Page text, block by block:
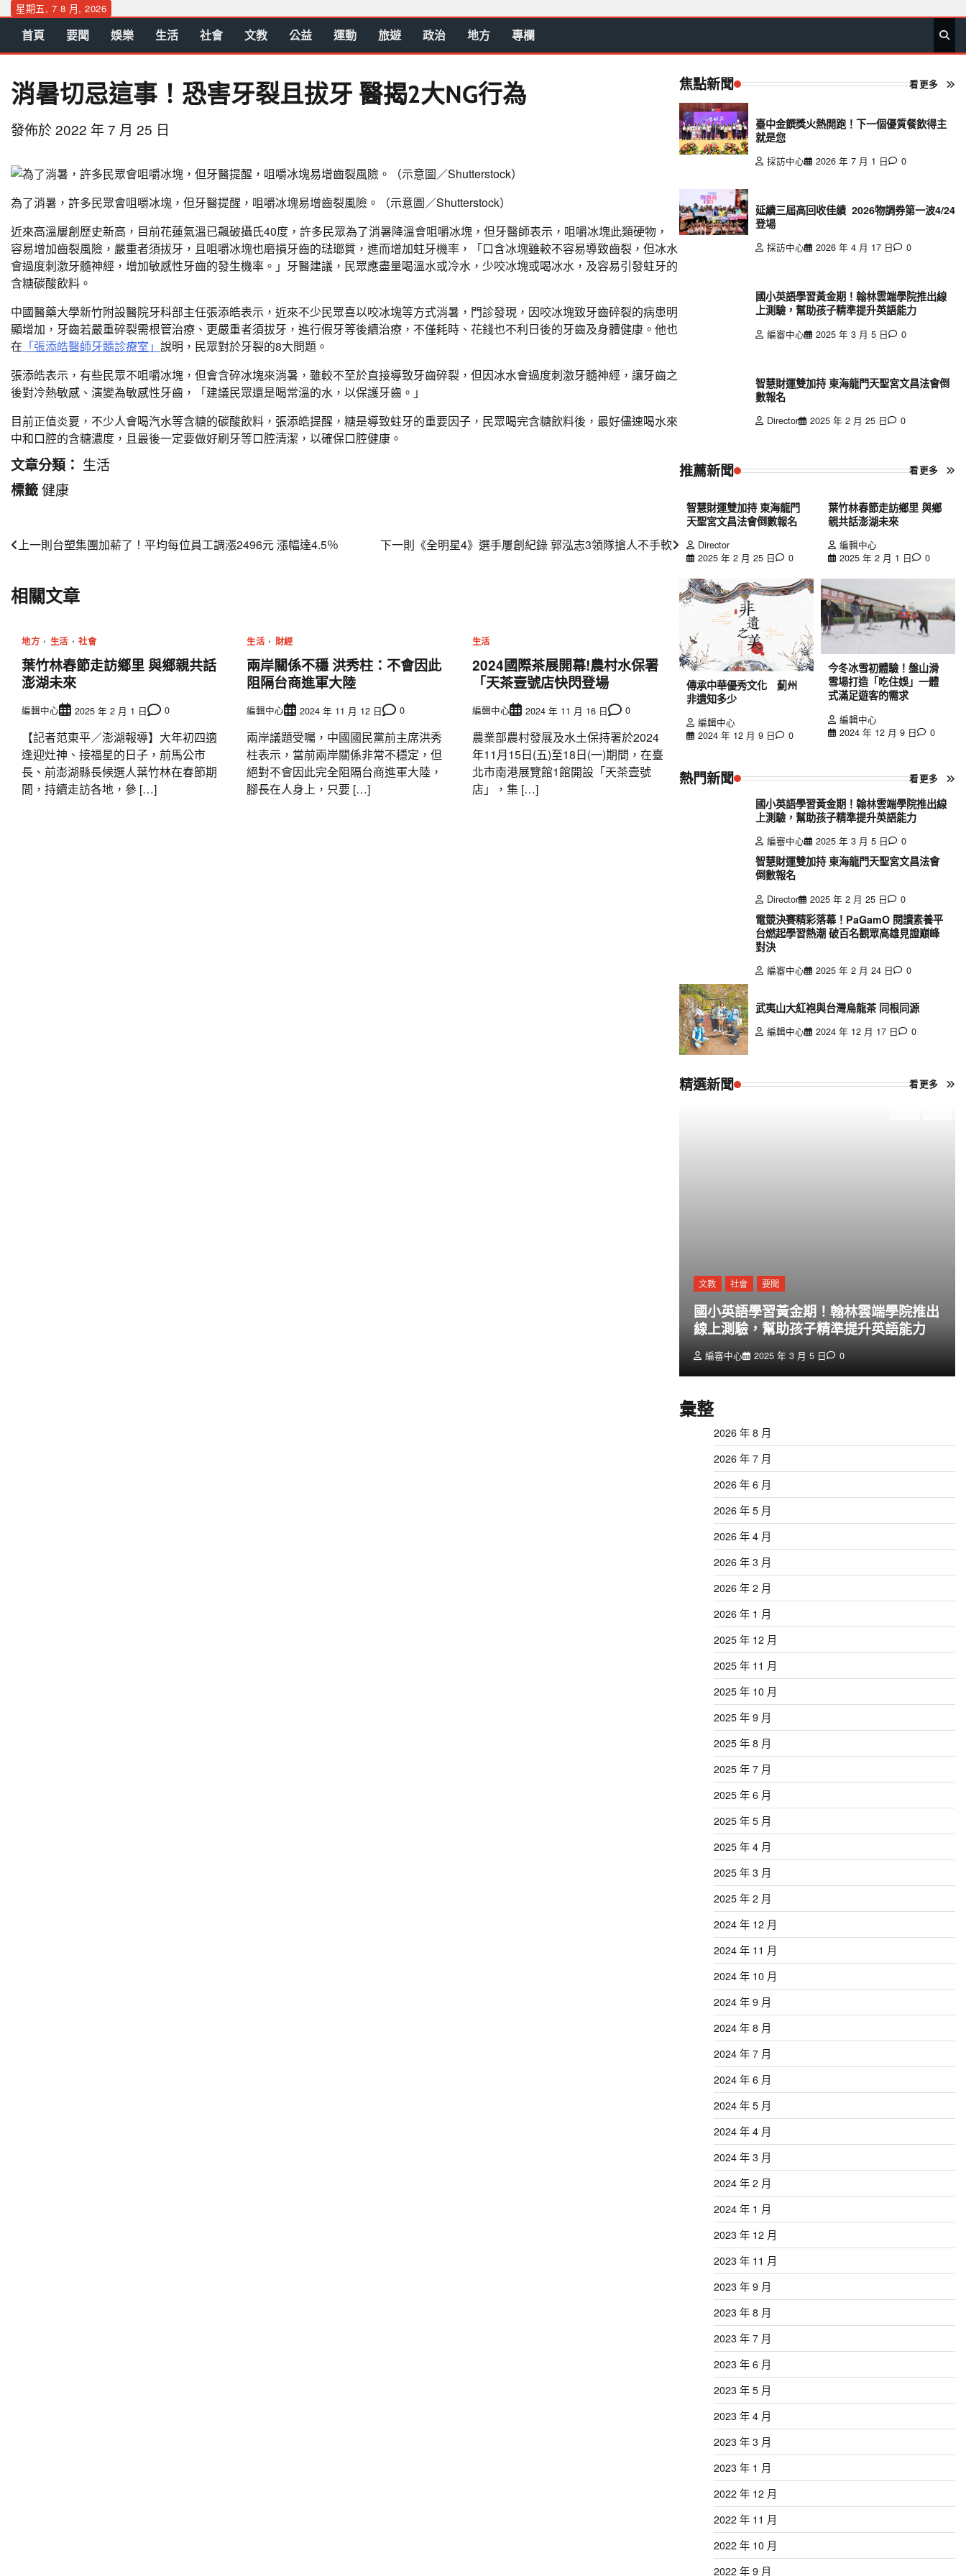
Skip
content
星期五, 7 8 月, 2026
首 要 娛 生 社 文 公 運 旅 政 地
方
專
欄
首頁 要聞 娛樂 生活 社會 文教 公益 運動 旅遊 政治 地方 專欄
消暑切忌這事！恐害牙裂且拔牙 醫揭2大NG行為
發佈於2022 年 7 月 25 日
為了消暑，許多民眾會咀嚼冰塊，但牙醫提醒，咀嚼冰塊易增齒裂風險。（示意圖／Shutterstock）
近來高溫屢創歷史新高，目前花蓮氣溫已飆破攝氏40度，許多民眾為了消暑降溫會咀嚼冰塊，但牙醫師表示，咀嚼冰塊此類硬物，
容易增加齒裂風險，嚴重者須拔牙，且咀嚼冰塊也磨損牙齒的琺瑯質，進而增加蛀牙機率，「口含冰塊雖較不容易導致齒裂，但冰水
會過度刺激牙髓神經，增加敏感性牙齒的發生機率。」牙醫建議，民眾應盡量喝溫水或冷水，少咬冰塊或喝冰水，及容易引發蛀牙的
含糖碳酸飲料。
中國醫藥大學新竹附設醫院牙科部主任張添皓表示，近來不少民眾喜以咬冰塊等方式消暑，門診發現，因咬冰塊致牙齒碎裂的病患明
顯增加，牙齒若嚴重碎裂需根管治療、更嚴重者須拔牙，進行假牙等後續治療，不僅耗時、花錢也不利日後的牙齒及身體健康。他也
在 「張添皓醫師牙髓診療室」 說明，民眾對於牙裂的8大問題。
張添皓表示，有些民眾不咀嚼冰塊，但會含碎冰塊來消暑，雖較不至於直接導致牙齒碎裂，但因冰水會過度刺激牙髓神經，讓牙齒之
後對冷熱敏感、演變為敏感性牙齒，「建議民眾還是喝常溫的水，以保護牙齒。」
目前正值炎夏，不少人會喝汽水等含糖的碳酸飲料，張添皓提醒，糖是導致蛀牙的重要因子，民眾喝完含糖飲料後，最好儘速喝水來
中和口腔的含糖濃度，且最後一定要做好刷牙等口腔清潔，以確保口腔健康。
文章分類： 生活
標籤健康
文
導
上一則台塑集團加薪了！平均每位員工調漲2496元 漲幅達4.5％ 下一則 《全明星4》選手屢創紀錄 郭泓志3領隊搶人不手軟
相關文章
地方 生活 社會
葉竹林春節走訪鄉里 與鄉親共話
澎湖未來
編輯中心 2025 年 2 月 1 日 0
【記者范東平／澎湖報導】大年初四適
逢迎灶神、接福星的日子，前馬公市
長、前澎湖縣長候選人葉竹林在春節期
間，持續走訪各地，參 […]
生活 財經
兩岸關係不穩 洪秀柱：不會因此
阻隔台商進軍大陸
編輯中心 2024 年 11 月 12 日 0
兩岸議題受囑，中國國民黨前主席洪秀
柱表示，當前兩岸關係非常不穩定，但
絕對不會因此完全阻隔台商進軍大陸，
腳長在人身上，只要 […]
生活
2024國際茶展開幕!農村水保署
「天茶壹號店快閃登場
編輯中心 2024 年 11 月 16 日 0
農業部農村發展及水土保持署於2024
年11月15日(五)至18日(一)期間，在臺
北市南港展覽館1館開設「天茶壹號
店」，集 […]
焦點新聞 看更多
臺中金饌獎火熱開跑！下一個優質餐飲得主
就是您
採訪中心 2026 年 7 月 1 日 0
延續三屆高回收佳績 2026物調券第一波4/24
登場
採訪中心 2026 年 4 月 17 日 0
國小英語學習黃金期！翰林雲端學院推出線
上測驗，幫助孩子精準提升英語能力
編審中心 2025 年 3 月 5 日 0
智慧財運雙加持 東海龍門天聖宮文昌法會倒
數報名
Director 2025 年 2 月 25 日 0
推薦新聞 看更多
智慧財運雙加持 東海龍門
天聖宮文昌法會倒數報名
Director
2025 年 2 月 25 日
0
葉竹林春節走訪鄉里 與鄉
親共話澎湖未來
編輯中心
2025 年 2 月 1 日
0
傳承中華優秀文化 薊州
非遺知多少
編輯中心
2024 年 12 月 9 日
0
今冬冰雪初體驗！盤山滑
雪場打造「吃住娛」一體
式滿足遊客的需求
編輯中心
2024 年 12 月 9 日
0
熱門新聞 看更多
國小英語學習黃金期！翰林雲端學院推出線
上測驗，幫助孩子精準提升英語能力
編審中心 2025 年 3 月 5 日 0
智慧財運雙加持 東海龍門天聖宮文昌法會
倒數報名
Director 2025 年 2 月 25 日 0
電競決賽精彩落幕！PaGamO 閱讀素養平
台燃起學習熱潮 破百名觀眾高雄見證巔峰
對決
編審中心 2025 年 2 月 24 日 0
武夷山大紅袍與台灣烏龍茶 同根同源
編輯中心 2024 年 12 月 17 日 0
精選新聞 看更多
文教 社會 要聞
國小英語學習黃金期！翰林雲端學院推出
線上測驗，幫助孩子精準提升英語能力
編審中心 2025 年 3 月 5 日 0
彙整
2026 年 8 月
2026 年 7 月
2026 年 6 月
2026 年 5 月
2026 年 4 月
2026 年 3 月
2026 年 2 月
2026 年 1 月
2025 年 12 月
2025 年 11 月
2025 年 10 月
2025 年 9 月
2025 年 8 月
2025 年 7 月
2025 年 6 月
2025 年 5 月
2025 年 4 月
2025 年 3 月
2025 年 2 月
2024 年 12 月
2024 年 11 月
2024 年 10 月
2024 年 9 月
2024 年 8 月
2024 年 7 月
2024 年 6 月
2024 年 5 月
2024 年 4 月
2024 年 3 月
2024 年 2 月
2024 年 1 月
2023 年 12 月
2023 年 11 月
2023 年 9 月
2023 年 8 月
2023 年 7 月
2023 年 6 月
2023 年 5 月
2023 年 4 月
2023 年 3 月
2023 年 1 月
2022 年 12 月
2022 年 11 月
2022 年 10 月
2022 年 9 月